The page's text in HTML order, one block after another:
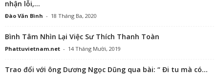
nhận lỗi,...
Đào Văn Bình - 18 Tháng Ba, 2020
Bình Tâm Nhìn Lại Việc Sư Thích Thanh Toàn
Phattuvietnam.net - 14 Tháng Mười, 2019
Trao đổi với ông Dương Ngọc Dũng qua bài: “ Đi tu mà có...